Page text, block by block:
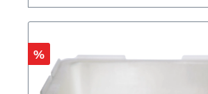
Rabatt
%